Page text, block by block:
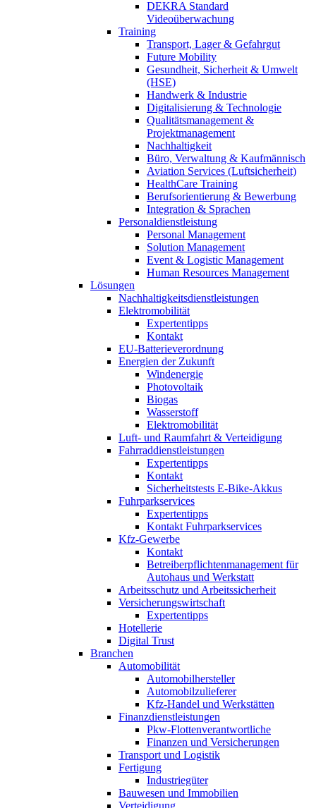
DEKRA Standard
Videoüberwachung
Training
Transport, Lager & Gefahrgut
Future Mobility
Gesundheit, Sicherheit & Umwelt
(HSE)
Handwerk & Industrie
Digitalisierung & Technologie
Qualitätsmanagement &
Projektmanagement
Nachhaltigkeit
Büro, Verwaltung & Kaufmännisch
Aviation Services (Luftsicherheit)
HealthCare Training
Berufsorientierung & Bewerbung
Integration & Sprachen
Personaldienstleistung
Personal Management
Solution Management
Event & Logistic Management
Human Resources Management
Lösungen
Nachhaltigkeitsdienstleistungen
Elektromobilität
Expertentipps
Kontakt
EU-Batterieverordnung
Energien der Zukunft
Windenergie
Photovoltaik
Biogas
Wasserstoff
Elektromobilität
Luft- und Raumfahrt & Verteidigung
Fahrraddienstleistungen
Expertentipps
Kontakt
Sicherheitstests E-Bike-Akkus
Fuhrparkservices
Expertentipps
Kontakt Fuhrparkservices
Kfz-Gewerbe
Kontakt
Betreiberpflichtenmanagement für
Autohaus und Werkstatt
Arbeitsschutz und Arbeitssicherheit
Versicherungswirtschaft
Expertentipps
Hotellerie
Digital Trust
Branchen
Automobilität
Automobilhersteller
Automobilzulieferer
Kfz-Handel und Werkstätten
Finanzdienstleistungen
Pkw‑Flottenverantwortliche
Finanzen und Versicherungen
Transport und Logistik
Fertigung
Industriegüter
Bauwesen und Immobilien
Verteidigung